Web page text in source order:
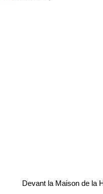
Devant la Maison de la